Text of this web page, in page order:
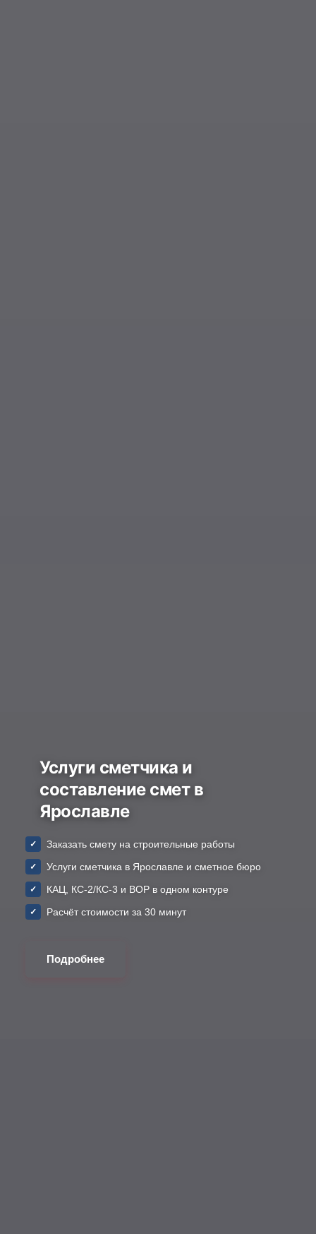
Услуги сметчика и
составление смет в
Ярославле
Заказать смету на строительные работы
Услуги сметчика в Ярославле и сметное бюро
КАЦ, КС-2/КС-3 и ВОР в одном контуре
Расчёт стоимости за 30 минут
Подробнее